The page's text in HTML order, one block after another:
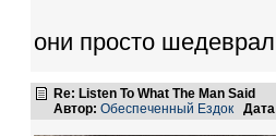
они просто
Re: Listen To What The Man Said
Автор: Обеспеченный Ездок